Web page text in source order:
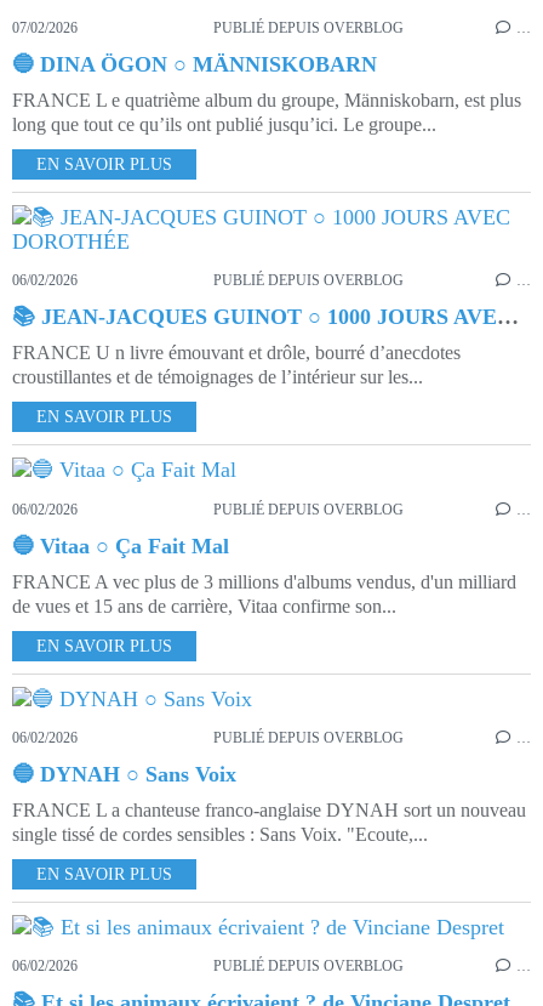
07/02/2026 PUBLIÉ DEPUIS OVERBLOG …
🔵 DINA ÖGON ○ MÄNNISKOBARN
FRANCE L e quatrième album du groupe, Människobarn, est plus
long que tout ce qu’ils ont publié jusqu’ici. Le groupe...
EN SAVOIR PLUS
06/02/2026 PUBLIÉ DEPUIS OVERBLOG …
📚 JEAN-JACQUES GUINOT ○ 1000 JOURS AVEC DOROTHÉE
FRANCE U n livre émouvant et drôle, bourré d’anecdotes
croustillantes et de témoignages de l’intérieur sur les...
EN SAVOIR PLUS
06/02/2026 PUBLIÉ DEPUIS OVERBLOG
🔵 Vitaa ○ Ça Fait Mal
FRANCE A vec plus de 3 millions d'albums vendus, d'un milliard
de vues et 15 ans de carrière, Vitaa confirme son...
EN SAVOIR PLUS
06/02/2026 PUBLIÉ DEPUIS OVERBLOG …
🔵 DYNAH ○ Sans Voix
FRANCE L a chanteuse franco-anglaise DYNAH sort un nouveau
single tissé de cordes sensibles : Sans Voix. "Ecoute,...
EN SAVOIR PLUS
06/02/2026 PUBLIÉ DEPUIS OVERBLOG …